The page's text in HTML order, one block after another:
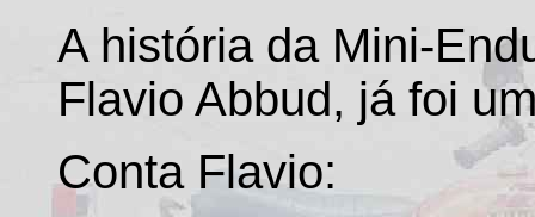
A história da Mini-
Flavio Abbud, já foi
Conta Flavio: